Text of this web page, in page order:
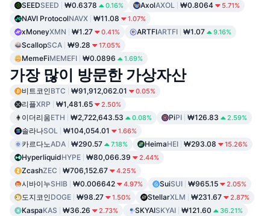
SEEDSEED ₩0.6378 0.16% AxolAXOL ₩0.8064 5.71%
NAVI ProtocolNAVX ₩11.08 1.07%
xMoneyXMN ₩1.27 0.41% ARTFIARTFI ₩1.07 9.16%
ScallopSCA ₩9.28 17.05%
MemeFiMEMEFI ₩0.0896 1.69%
가장 많이 방문한 가상자산
비트코인BTC ₩91,912,062.01 0.05%
리플XRP ₩1,481.65 2.50%
이더리움ETH ₩2,722,643.53 0.08% PiPI ₩126.83 2.59%
솔라나SOL ₩104,054.01 1.66%
카르다노ADA ₩290.57 7.18% HeimaHEI ₩293.08 15.26%
HyperliquidHYPE ₩80,066.39 2.44%
ZcashZEC ₩706,152.67 4.25%
시바이누SHIB ₩0.006642 4.97% SuiSUI ₩965.15 2.05%
도지코인DOGE ₩98.27 1.50% StellarXLM ₩231.67 2.87%
KaspaKAS ₩36.26 2.73% SKYAISKYAI ₩121.60 36.21%